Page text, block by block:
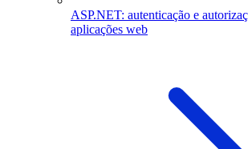
ASP.NET: autenticação e
aplicações web